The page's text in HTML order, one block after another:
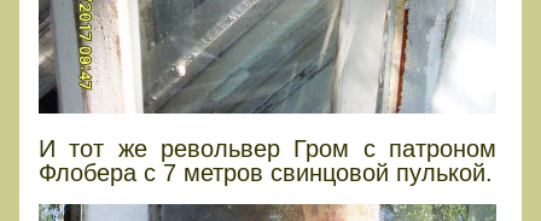
И тот же револьвер Гром с патроном
Флобера с 7 метров свинцовой пулькой.